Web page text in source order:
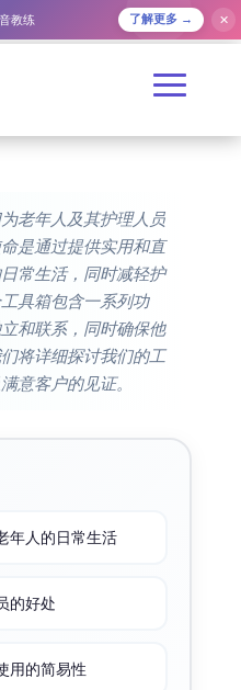
教练 了解更多 → ✕
老年人及其护理人员
是通过提供实用和直
常生活，同时减轻护
具箱包含一系列功
和联系，同时确保他
将详细探讨我们的工
意客户的见证。
年人的日常生活
的好处
用的简易性